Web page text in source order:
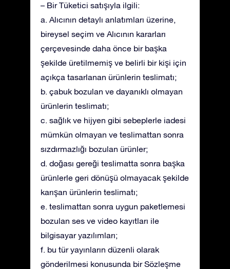
– Bir Tüketici satışıyla ilgili:
a. Alıcının detaylı anlatımları üzerine,
bireysel seçim ve Alıcının kararları
çerçevesinde daha önce bir başka
şekilde üretilmemiş ve belirli bir kişi için
açıkça tasarlanan ürünlerin teslimatı;
b. çabuk bozulan ve dayanıklı olmayan
ürünlerin teslimatı;
c. sağlık ve hijyen gibi sebeplerle iadesi
mümkün olmayan ve teslimattan sonra
sızdırmazlığı bozulan ürünler;
d. doğası gereği teslimatta sonra başka
ürünlerle geri dönüşü olmayacak şekilde
karışan ürünlerin teslimatı;
e. teslimattan sonra uygun paketlemesi
bozulan ses ve video kayıtları ile
bilgisayar yazılımları;
f. bu tür yayınların düzenli olarak
gönderilmesi konusunda bir Sözleşme